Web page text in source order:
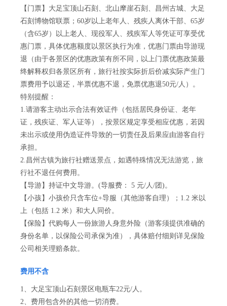
【门票】大足宝顶山石刻、北山摩崖石刻、昌州古城、大足
石刻博物馆联票；60岁以上老年人、残疾人离休干部、65岁
（含65岁）以上老人、现役军人、残疾军人等凭证可享受优
惠门票，具体优惠额度以景区执行为准，优惠门票由导游现
退（由于各景区的优惠政策有所不同，以上门票优惠政策最
终解释权归各景区所有，旅行社按实际折后价减实际产生门
票费用予以退还，半票优惠不退，免票优惠退50元/人）。
特别提醒：
1.请游客主动出示合法有效证件（包括居民身份证、老年
证，残疾证、军人证等），按景区规定享受相应优惠，若因
未出示或使用伪造证件导致的一切责任及后果应由游客自行
承担。
2.昌州古镇为旅行社赠送景点，如遇特殊情况无法游览，旅
行社不退任何费用。
【导游】持证中文导游。(导服费： 5 元/人/团)。
【小孩】小孩价只含车位+导服（其他游客自理）；1.2 米以
上（包括 1.2 米）和大人同价。
【保险】代购每人一份旅游人身意外险（游客须提供准确的
身份名单，以保险公司承保为准），具体赔付细则详见保险
公司相关理赔条款。
费用不含
1、大足宝顶山石刻景区电瓶车22元/人。
2、费用包含外的其他一切消费。